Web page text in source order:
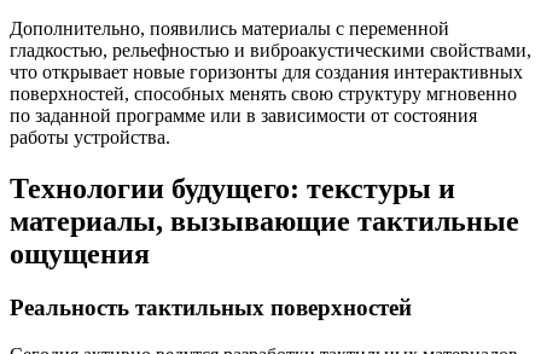
Дополнительно, появились материалы с переменной
гладкостью, рельефностью и виброакустическими свойствами,
что открывает новые горизонты для создания интерактивных
поверхностей, способных менять свою структуру мгновенно
по заданной программе или в зависимости от состояния
работы устройства.
Технологии будущего: текстуры и
материалы, вызывающие тактильные
ощущения
Реальность тактильных поверхностей